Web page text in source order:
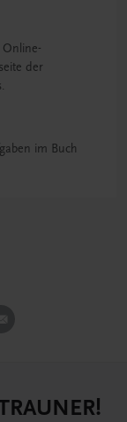
Online-
der
im Buch